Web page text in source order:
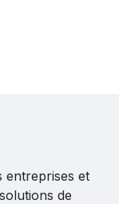
entreprises et
de